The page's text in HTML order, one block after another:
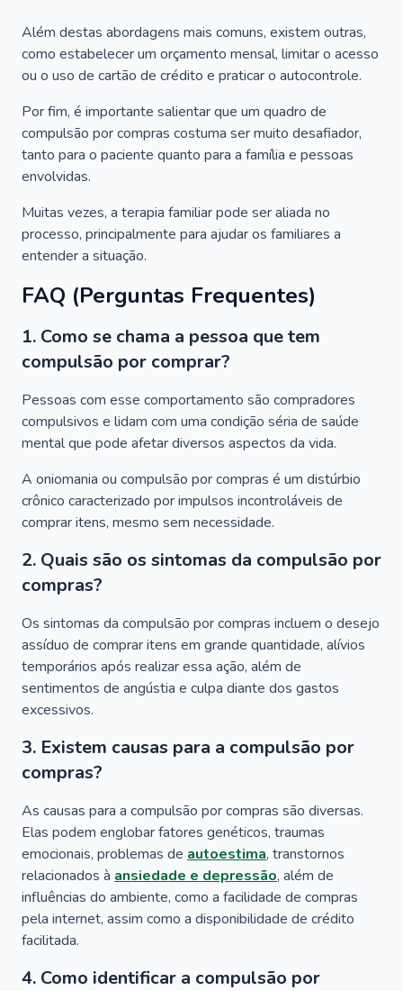
Além destas abordagens mais comuns, existem outras,
como estabelecer um orçamento mensal, limitar o acesso
ou o uso de cartão de crédito e praticar o autocontrole.
Por fim, é importante salientar que um quadro de
compulsão por compras costuma ser muito desafiador,
tanto para o paciente quanto para a família e pessoas
envolvidas.
Muitas vezes, a terapia familiar pode ser aliada no
processo, principalmente para ajudar os familiares a
entender a situação.
FAQ (Perguntas Frequentes)
1. Como se chama a pessoa que tem
compulsão por comprar?
Pessoas com esse comportamento são compradores
compulsivos e lidam com uma condição séria de saúde
mental que pode afetar diversos aspectos da vida.
A oniomania ou compulsão por compras é um distúrbio
crônico caracterizado por impulsos incontroláveis de
comprar itens, mesmo sem necessidade.
2. Quais são os sintomas da compulsão por
compras?
Os sintomas da compulsão por compras incluem o desejo
assíduo de comprar itens em grande quantidade, alívios
temporários após realizar essa ação, além de
sentimentos de angústia e culpa diante dos gastos
excessivos.
3. Existem causas para a compulsão por
compras?
As causas para a compulsão por compras são diversas.
Elas podem englobar fatores genéticos, traumas
emocionais, problemas de autoestima, transtornos
relacionados à ansiedade e depressão, além de
influências do ambiente, como a facilidade de compras
pela internet, assim como a disponibilidade de crédito
facilitada.
4. Como identificar a compulsão por